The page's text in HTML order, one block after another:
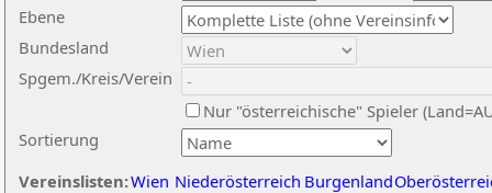
Ebene
Sortierung
Bundesland
Spgem./Kreis/Verein
Nur "österreichische" Spieler
Vereinslisten:Wien Niederösterreich Burgenland